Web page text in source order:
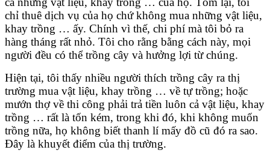
chỉ thuê dịch vụ của họ chứ không mua những vật liệu,
khay trồng … ấy. Chính vì thế, chi phí mà tôi bỏ ra
hàng tháng rất nhỏ. Tôi cho rằng bằng cách này, mọi
người đều có thể trồng cây và hưởng lợi từ chúng.
Hiện tại, tôi thấy nhiều người thích trồng cây ra thị
trường mua vật liệu, khay trồng … về tự trồng; hoặc
mướn thợ về thi công phải trả tiền luôn cả vật liệu, khay
trồng … rất là tốn kém, trong khi đó, khi không muốn
trồng nữa, họ không biết thanh lí mấy đồ cũ đó ra sao.
Đây là khuyết điểm của thị trường.